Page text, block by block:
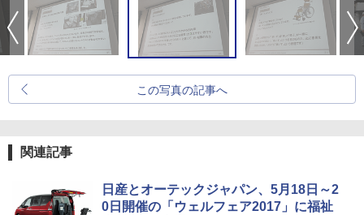
この写真の記事へ
関連記事
日産とオーテックジャパン、5月18日～2
0日開催の「ウェルフェア2017」に福祉